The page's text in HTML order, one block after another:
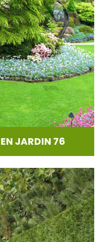
JARDIN 76